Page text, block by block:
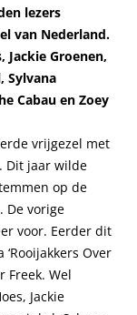
lezers
van Nederland.
Jackie Groenen,
Sylvana
Cabau en Zoey
vrijgezel met
Dit jaar wilde
op de
De vorige
voor. Eerder dit
Over
Freek. Wel
Jackie